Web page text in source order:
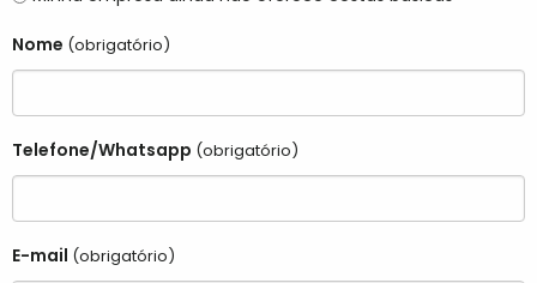
Nome (obrigatório)
Telefone/Whatsapp (obrigatório)
E-mail (obrigatório)